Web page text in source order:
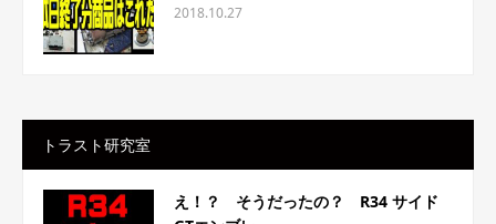
2018.10.27
トラスト研究室
え！？ そうだったの？ R34 サイド